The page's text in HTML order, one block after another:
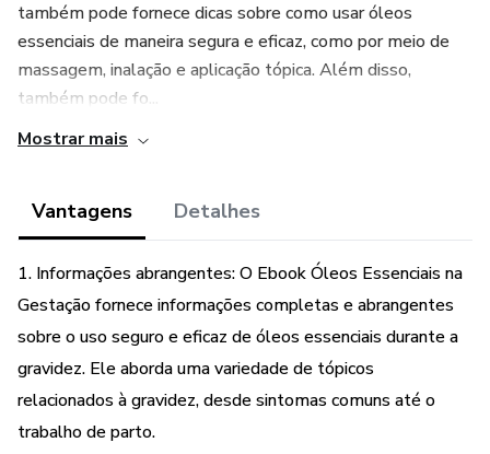
também pode fornece dicas sobre como usar óleos
essenciais de maneira segura e eficaz, como por meio de
massagem, inalação e aplicação tópica. Além disso,
também pode fo...
Mostrar mais
Vantagens Detalhes
1. Informações abrangentes: O Ebook Óleos Essenciais na
Gestação fornece informações completas e abrangentes
sobre o uso seguro e eficaz de óleos essenciais durante a
gravidez. Ele aborda uma variedade de tópicos
relacionados à gravidez, desde sintomas comuns até o
trabalho de parto.